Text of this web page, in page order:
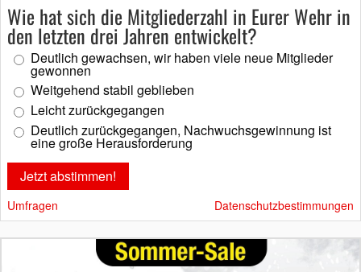
Wie hat sich die Mitgliederzahl in Eurer Wehr in
den letzten drei Jahren entwickelt?
Deutlich gewachsen, wir haben viele neue Mitglieder
gewonnen
Weitgehend stabil geblieben
Leicht zurückgegangen
Deutlich zurückgegangen, Nachwuchsgewinnung ist
eine große Herausforderung
Umfragen Datenschutzbestimmungen